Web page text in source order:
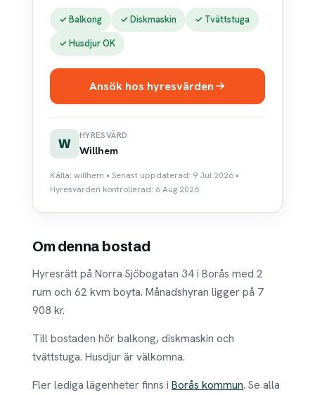
✓ Balkong ✓ Diskmaskin
✓ Tvättstuga
✓ Husdjur OK
Ansök hos hyresvärden
W
HYRESVÄRD
Willhem
Källa: willhem • Senast uppdaterad: 9 Jul 2026 •
Hyresvärden kontrollerad: 6 Aug 2026
Om denna bostad
Hyresrätt på Norra Sjöbogatan 34 i Borås med 2
rum och 62 kvm boyta. Månadshyran ligger på 7
908 kr.
Till bostaden hör balkong, diskmaskin och
tvättstuga. Husdjur är välkomna.
Fler lediga lägenheter finns i Borås kommun. Se alla